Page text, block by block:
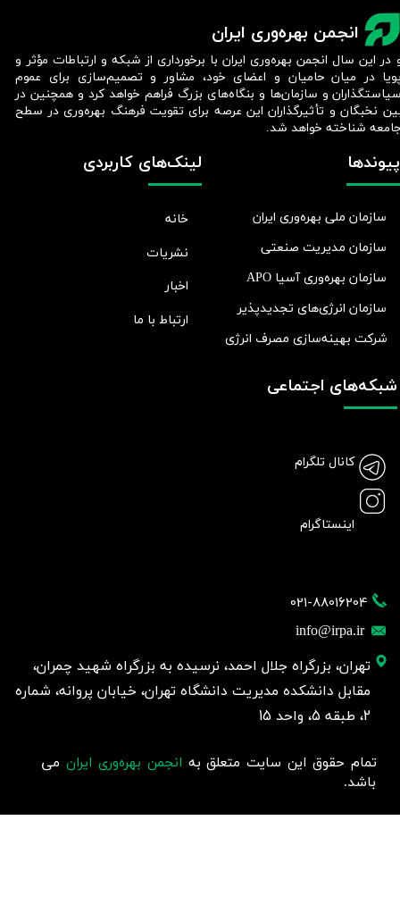
انجمن بهره‌وری ایران
021-88016204
info@irpa.ir
تهران، بزرگراه جلال احمد، نرسیده به بزرگراه شهید چمران،
مقابل دانشکده مدیریت دانشگاه تهران، خیابان پروانه، شماره
2، طبقه 5، واحد 15
لینک‌های کاربردی
خانه
نشریات
اخبار
ارتباط با ما
پیوندها
سازمان ملی بهره‌وری ایران
سازمان مدیریت صنعتی
سازمان بهره‌وری آسیا APO
سازمان انرژی‌های تجدیدپذیر
شرکت بهينه‌سازی مصرف انرژی
شبکه‌های اجتماعی
کانال تلگرام
اینستاگرام
تمام حقوق این سایت متعلق به انجمن بهره‌وری ایران می
باشد.
در این سال انجمن بهره‌وری ایران با برخورداری از شبکه و ارتباطات مؤثر و
در میان حامیان و اعضای خود، مشاور و تصمیم‌سازی برای عموم
و سازمان‌ها و بنگاه‌های بزرگ فراهم خواهد کرد و همچنین در
نخبگان و تأثیرگذاران این عرصه برای تقویت فرهنگ بهره‌وری در سطح
شناخته خواهد شد.​​​​​​​